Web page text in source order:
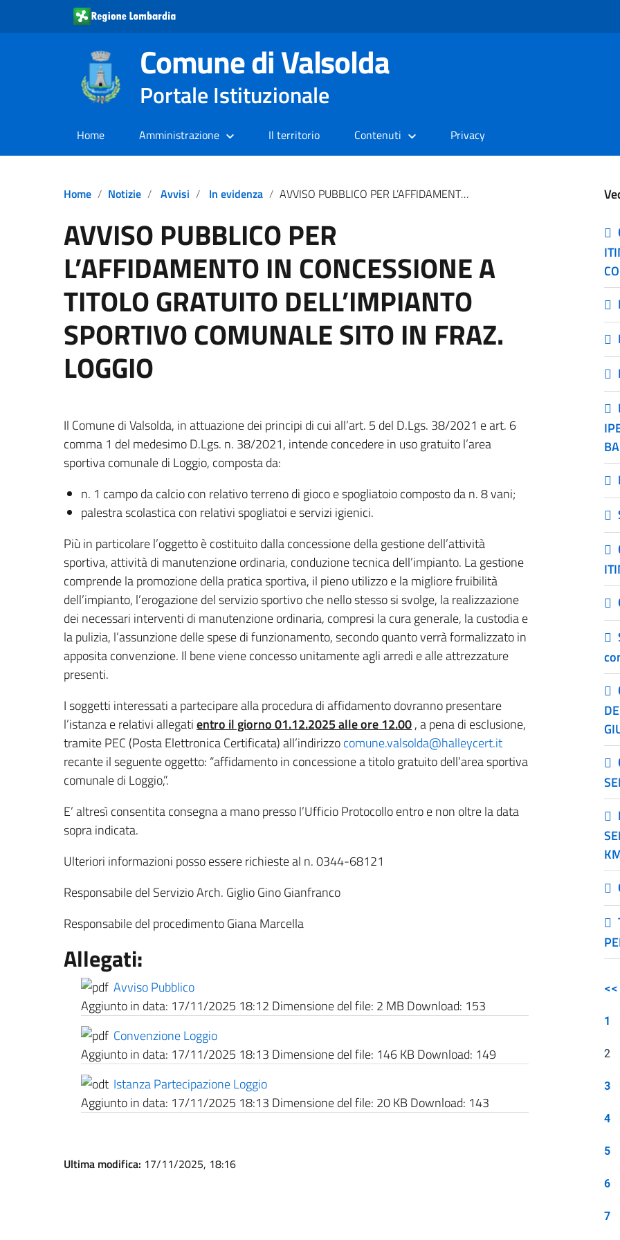
Comune di Valsolda
Portale Istituzionale
Home Amministrazione Il territorio Contenuti Privacy
Home Notizie Avvisi In evidenza AVVISO PUBBLICO PER L’AFFIDAMENTO IN CONCESSIONE A TITOLO GRATUITO DELL’IMPIANTO SPORTIVO COMUNALE SITO IN FRAZ. LOGGIO
AVVISO PUBBLICO PER
L’AFFIDAMENTO IN CONCESSIONE A
TITOLO GRATUITO DELL’IMPIANTO
SPORTIVO COMUNALE SITO IN FRAZ.
LOGGIO
Il Comune di Valsolda, in attuazione dei principi di cui all’art. 5 del D.Lgs. 38/2021 e art. 6
comma 1 del medesimo D.Lgs. n. 38/2021, intende concedere in uso gratuito l’area
sportiva comunale di Loggio, composta da:
n. 1 campo da calcio con relativo terreno di gioco e spogliatoio composto da n. 8 vani;
palestra scolastica con relativi spogliatoi e servizi igienici.
Più in particolare l’oggetto è costituito dalla concessione della gestione dell’attività
sportiva, attività di manutenzione ordinaria, conduzione tecnica dell’impianto. La gestione
comprende la promozione della pratica sportiva, il pieno utilizzo e la migliore fruibilità
dell’impianto, l’erogazione del servizio sportivo che nello stesso si svolge, la realizzazione
dei necessari interventi di manutenzione ordinaria, compresi la cura generale, la custodia e
la pulizia, l’assunzione delle spese di funzionamento, secondo quanto verrà formalizzato in
apposita convenzione. Il bene viene concesso unitamente agli arredi e alle attrezzature
presenti.
I soggetti interessati a partecipare alla procedura di affidamento dovranno presentare
l’istanza e relativi allegatientro il giorno 01.12.2025 alle ore 12.00, a pena di esclusione,
tramite PEC (Posta Elettronica Certificata) all’indirizzocomune.valsolda@halleycert.it
recante il seguente oggetto: “affidamento in concessione a titolo gratuito dell’area sportiva
comunale di Loggio,”.
E’ altresì consentita consegna a mano presso l’Ufficio Protocollo entro e non oltre la data
sopra indicata.
Ulteriori informazioni posso essere richieste al n. 0344-68121
Responsabile del Servizio Arch. Giglio Gino Gianfranco
Responsabile del procedimento Giana Marcella
Allegati:
Avviso Pubblico
Aggiunto in data: 17/11/2025 18:12 Dimensione del file: 2 MB Download: 153
Convenzione Loggio
Aggiunto in data: 17/11/2025 18:13 Dimensione del file: 146 KB Download: 149
Istanza Partecipazione Loggio
Aggiunto in data: 17/11/2025 18:13 Dimensione del file: 20 KB Download: 143
Ultima modifica: 17/11/2025, 18:16
<<
1
2
3
4
5
6
7